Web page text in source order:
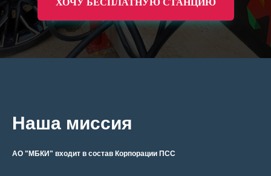
Наша миссия
АО "МБКИ" входит в состав Корпорации ПСС